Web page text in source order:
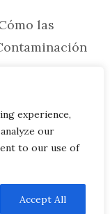
experience,
our
to our use of
Accept All
las
de
con
COOKIES